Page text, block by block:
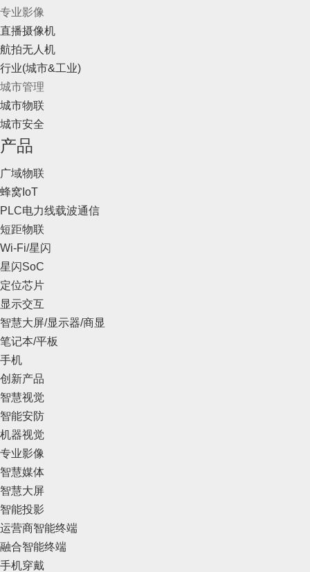
专业影像
直播摄像机
航拍无人机
行业(城市&工业)
城市管理
城市物联
城市安全
产品
广域物联
蜂窝IoT
PLC电力线载波通信
短距物联
Wi-Fi/星闪
星闪SoC
定位芯片
显示交互
智慧大屏/显示器/商显
笔记本/平板
手机
创新产品
智慧视觉
智能安防
机器视觉
专业影像
智慧媒体
智慧大屏
智能投影
运营商智能终端
融合智能终端
手机穿戴